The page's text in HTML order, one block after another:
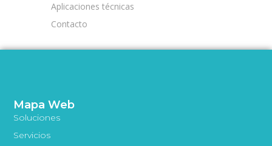
Aplicaciones técnicas
Contacto
Mapa Web
Soluciones
Servicios